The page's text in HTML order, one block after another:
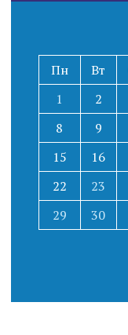
Пн
Вт
1
2
8
9
15
16
22
23
29
30